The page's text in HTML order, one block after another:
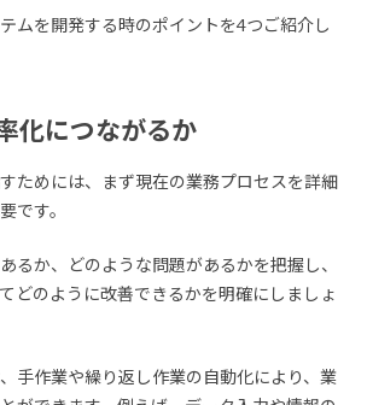
ムを開発する時のポイントを4つご紹介し
化につながるか
ためには、まず現在の業務プロセスを詳細
です。
るか、どのような問題があるかを把握し、
どのように改善できるかを明確にしましょ
手作業や繰り返し作業の自動化により、業